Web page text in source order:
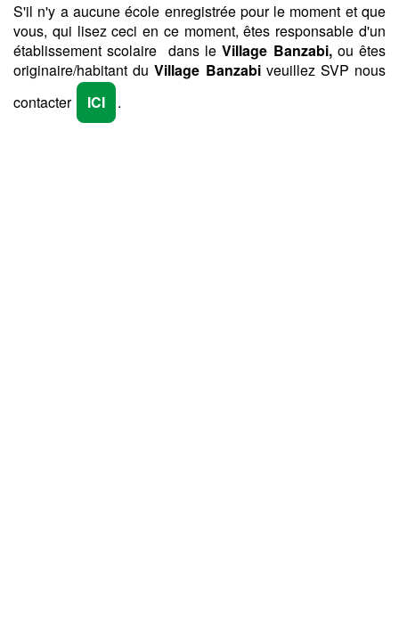
S'il n'y a aucune école enregistrée pour le moment et que
vous, qui lisez ceci en ce moment, êtes responsable d'un
établissement scolaire dans leVillage Banzabi, ou êtes
originaire/habitant duVillage Banzabiveuillez SVP nous
contacter
ICI .